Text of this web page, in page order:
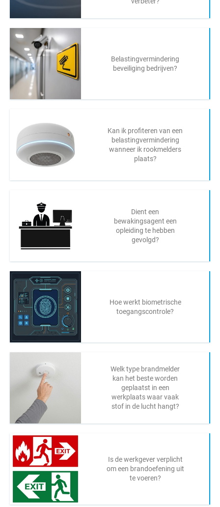
Belastingvermindering
beveiliging bedrijven?
Kan ik profiteren van een
belastingvermindering
wanneer ik rookmelders
plaats?
Dient een
bewakingsagent een
opleiding te hebben
gevolgd?
Hoe werkt biometrische
toegangscontrole?
Welk type brandmelder
kan het beste worden
geplaatst in een
werkplaats waar vaak
stof in de lucht hangt?
Is de werkgever verplicht
om een brandoefening uit
te voeren?